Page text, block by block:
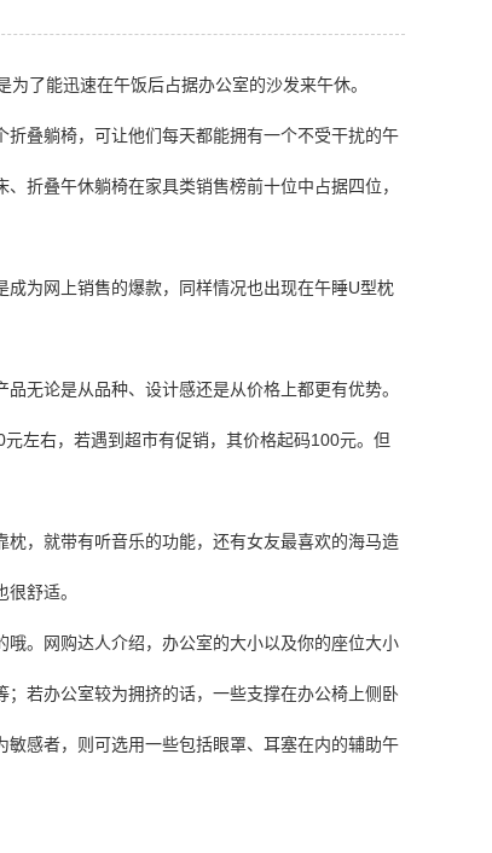
了能迅速在午饭后占据办公室的沙发来午休。
叠躺椅，可让他们每天都能拥有一个不受干扰的午
折叠午休躺椅在家具类销售榜前十位中占据四位，
为网上销售的爆款， 同样情况也出现在午睡U型枕
无论是从品种、设计感还是从价格上都更有优势。
左右，若遇到超市有促销，其价格起码100元。但
，就带有听音乐的功能，还有女友最喜欢的海马造
舒适。
。网购达人介绍，办公室的大小以及你的座位大小
若办公室较为拥挤的话，一些支撑在办公椅上侧卧
感者，则可选用一些包括眼罩、耳塞在内的辅助午